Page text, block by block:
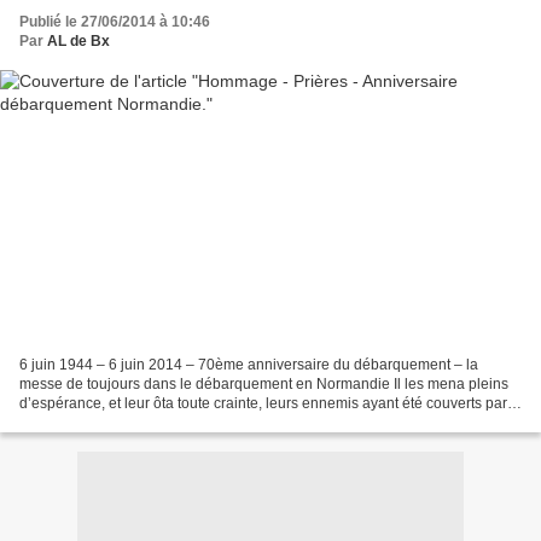
Publié le 27/06/2014 à 10:46
Par AL de Bx
6 juin 1944 – 6 juin 2014 – 70ème anniversaire du débarquement – la
messe de toujours dans le débarquement en Normandie Il les mena pleins
d’espérance, et leur ôta toute crainte, leurs ennemis ayant été couverts par